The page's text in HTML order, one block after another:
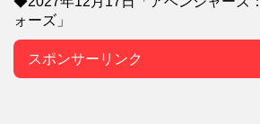
ォーズ」
スポンサーリンク